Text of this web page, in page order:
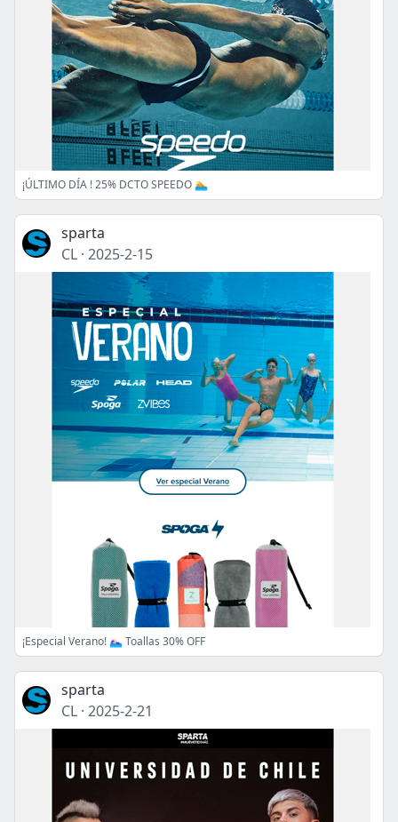
¡ÚLTIMO DÍA ! 25% DCTO SPEEDO 🏊
sparta
CL · 2025-2-15
¡Especial Verano! 🏊🏻‍♀️ Toallas 30% OFF
sparta
CL · 2025-2-21